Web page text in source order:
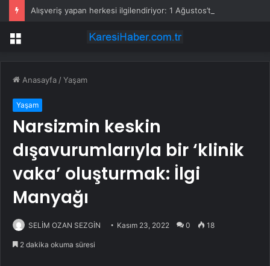
Menü
Anasayfa /Yaşam
Yaşam
Narsizmin keskin
dışavurumlarıyla bir ‘klinik
vaka’ oluşturmak: İlgi
Manyağı
SELİM OZAN SEZGİN Kasım 23, 2022 0 18
2 dakika okuma süresi